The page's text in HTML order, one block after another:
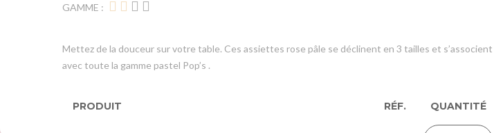
GAMME :
Mettez de la douceur sur votre table. Ces assiettes rose pâle se déclinent en 3 tailles et s’associent
avec toute la gamme pastel Pop’s .
PRODUIT RÉF. QUANTITÉ